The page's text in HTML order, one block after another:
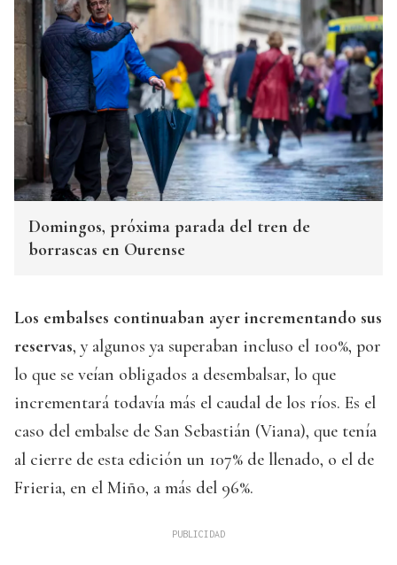
Domingos, próxima parada del tren de
borrascas en Ourense
Los embalses continuaban ayer incrementando sus
reservas, y algunos ya superaban incluso el 100%, por
lo que se veían obligados a desembalsar, lo que
incrementará todavía más el caudal de los ríos. Es el
caso del embalse de San Sebastián (Viana), que tenía
al cierre de esta edición un 107% de llenado, o el de
Frieria, en el Miño, a más del 96%.